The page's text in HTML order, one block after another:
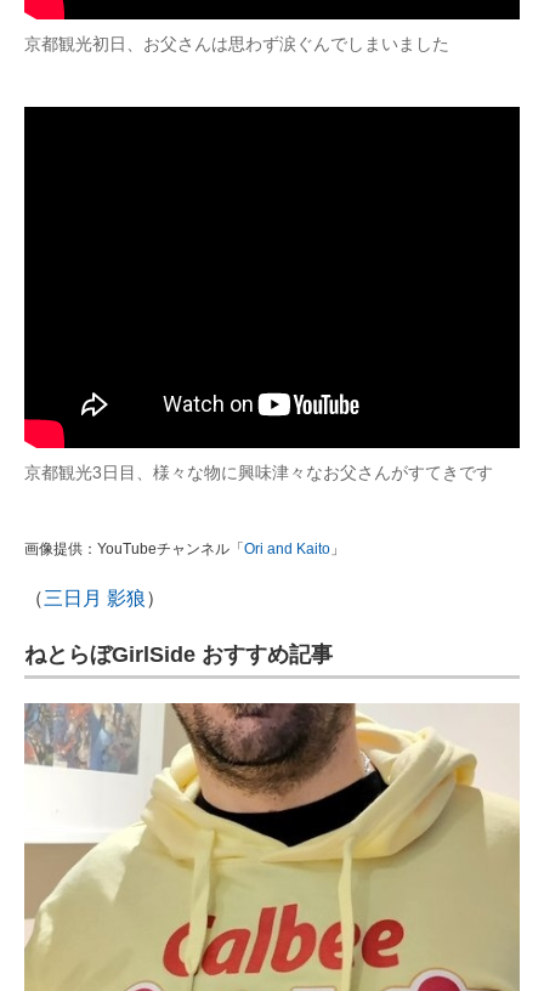
京都観光初日、お父さんは思わず涙ぐんでしまいました
京都観光3日目、様々な物に興味津々なお父さんがすてきです
画像提供：YouTubeチャンネル「 Ori and Kaito 」
（三日月 影狼）
ねとらぼGirlSide おすすめ記事